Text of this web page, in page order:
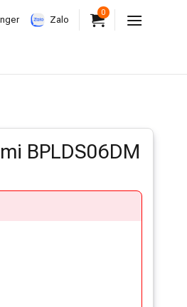
Zalo
0
BPLDS06DM